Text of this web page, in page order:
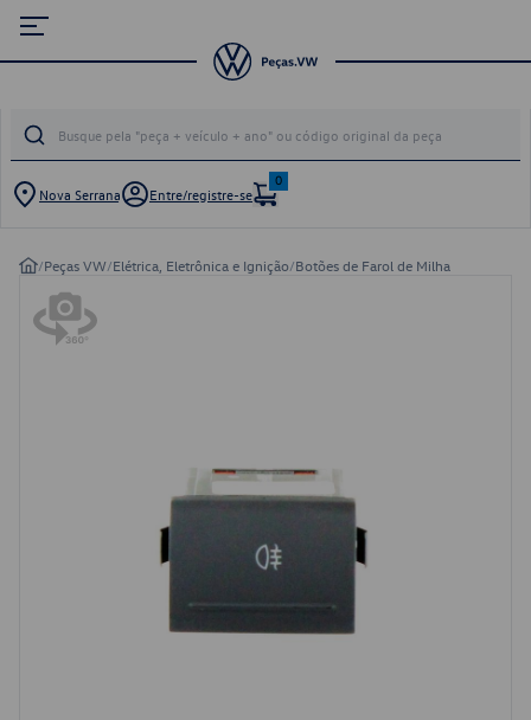
Nova Serrana Entre/registre-se
0
/Peças VW/Elétrica, Eletrônica e Ignição/Botões de Farol de Milha